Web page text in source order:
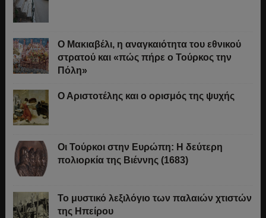
Ο Μακιαβέλι, η αναγκαιότητα του εθνικού
στρατού και «πώς πήρε ο Τούρκος την
Πόλη»
Ο Αριστοτέλης και ο ορισμός της ψυχής
Οι Τούρκοι στην Ευρώπη: Η δεύτερη
πολιορκία της Βιέννης (1683)
Το μυστικό λεξιλόγιο των παλαιών χτιστών
της Ηπείρου